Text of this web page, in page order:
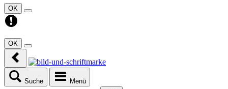
OK
OK
Suche Menü